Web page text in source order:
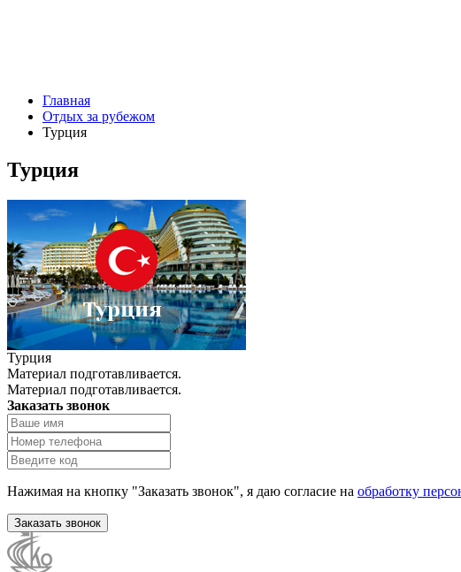
Главная
Отдых за рубежом
Турция
Турция
Турция
Материал подготавливается.
Материал подготавливается.
Заказать звонок
Нажимая на кнопку "Заказать звонок", я даю согласие на обработку
Заказать звонок